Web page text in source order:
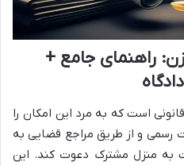
راهنمای جامع +
است که به مرد این امکان را
و از طریق مراجع قضایی به
به منزل مشترک دعوت کند. این